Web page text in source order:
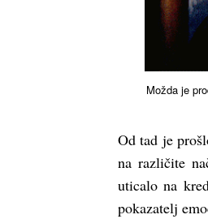
Možda je
Od tad je
na različite
uticalo na
pokazatelj